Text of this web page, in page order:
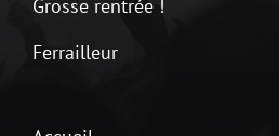
Grosse rentrée !
Ferrailleur